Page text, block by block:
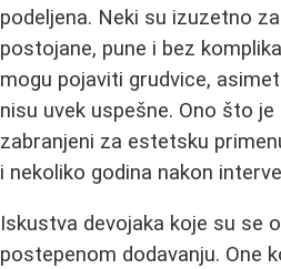
podeljena. Neki su izuzetno
postojane, pune i bez
mogu pojaviti grudvice,
nisu uvek uspešne. Ono što
zabranjeni za estetsku
i nekoliko godina nakon
Iskustva devojaka koje su se
postepenom dodavanju. One